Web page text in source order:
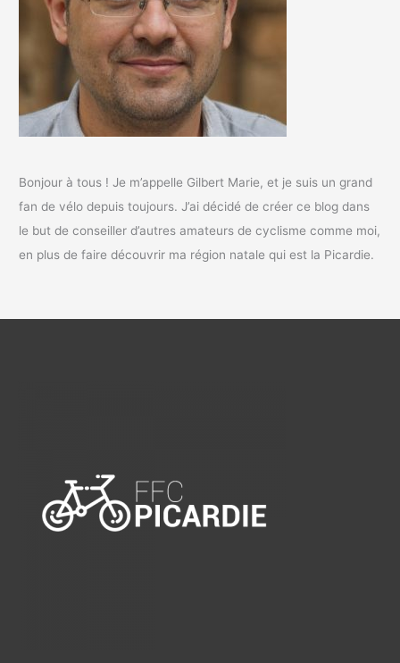
Bonjour à tous ! Je m’appelle Gilbert Marie, et je suis un grand
fan de vélo depuis toujours. J’ai décidé de créer ce blog dans
le but de conseiller d’autres amateurs de cyclisme comme moi,
en plus de faire découvrir ma région natale qui est la Picardie.